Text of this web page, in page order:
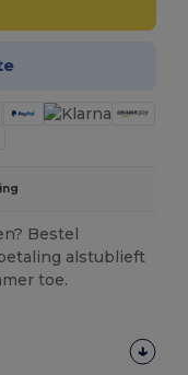
Bestel
alstublieft
toe.